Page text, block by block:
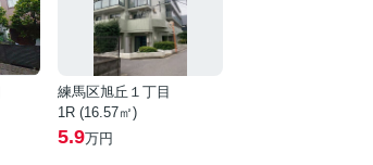
練馬区旭丘１丁目
1R (16.57㎡)
5.9万円